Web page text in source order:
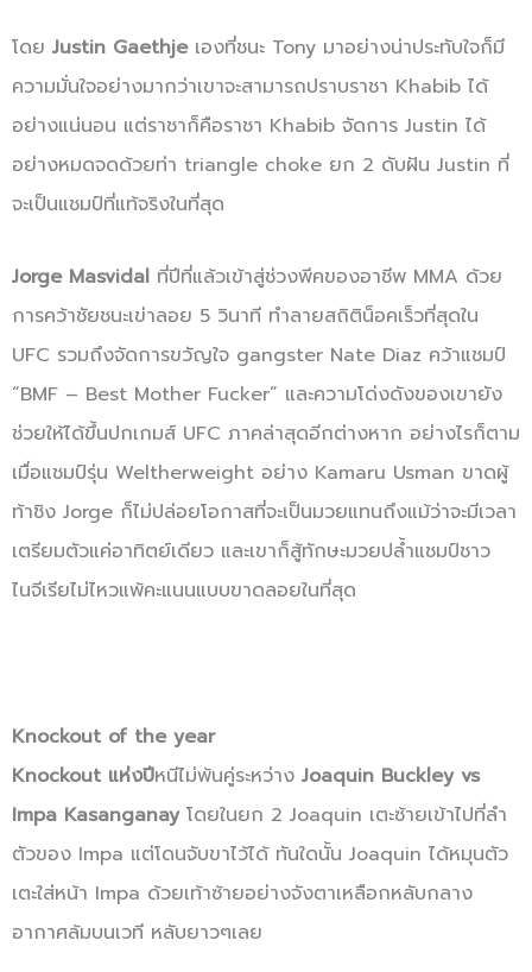
โดย Justin Gaethjeเองที่ชนะ Tony มาอย่างน่าประทับใจก็มี
ความมั่นใจอย่างมากว่าเขาจะสามารถปราบราชา Khabib ได้
อย่างแน่นอน แต่ราชาก็คือราชา Khabib จัดการ Justin ได้
อย่างหมดจดด้วยท่า triangle choke ยก 2 ดับฝัน Justin ที่
จะเป็นแชมป์ที่แท้จริงในที่สุด
Jorge Masvidal ที่ปีที่แล้วเข้าสู่ช่วงพีคของอาชีพ MMA ด้วย
การคว้าชัยชนะเข่าลอย 5 วินาที ทำลายสถิติน็อคเร็วที่สุดใน
UFC รวมถึงจัดการขวัญใจ gangster Nate Diaz คว้าแชมป์
“BMF – Best Mother Fucker” และความโด่งดังของเขายัง
ช่วยให้ได้ขึ้นปกเกมส์ UFC ภาคล่าสุดอีกต่างหาก อย่างไรก็ตาม
เมื่อแชมป์รุ่น Weltherweight อย่าง Kamaru Usman ขาดผู้
ท้าชิง Jorge ก็ไม่ปล่อยโอกาสที่จะเป็นมวยแทนถึงแม้ว่าจะมีเวลา
เตรียมตัวแค่อาทิตย์เดียว และเขาก็สู้ทักษะมวยปล้ำแชมป์ชาว
ไนจีเรียไม่ไหวแพ้คะแนนแบบขาดลอยในที่สุด
Knockout of the year
Knockout แห่งปีหนีไม่พ้นคู่ระหว่าง Joaquin Buckley vs
Impa Kasanganayโดยในยก 2 Joaquin เตะซ้ายเข้าไปที่ลำ
ตัวของ Impa แต่โดนจับขาไว้ได้ ทันใดนั้น Joaquin ได้หมุนตัว
เตะใส่หน้า Impa ด้วยเท้าซ้ายอย่างจังตาเหลือกหลับกลาง
อากาศล้มบนเวที หลับยาวๆเลย